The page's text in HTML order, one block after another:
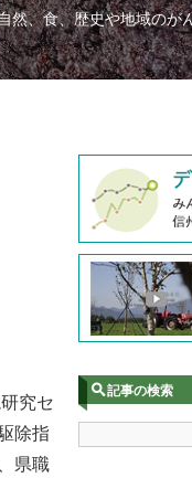
然、食、歴史や地域のが
究セ
除指
県職
記事の検索